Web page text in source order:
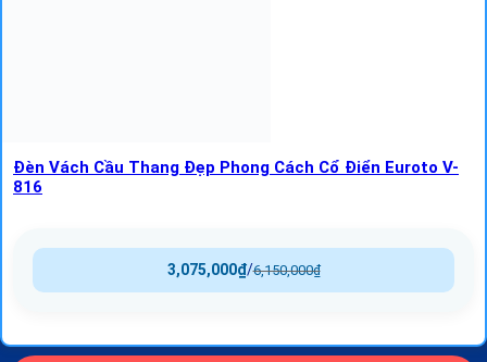
Đèn Vách Cầu Thang Đẹp Phong Cách Cổ Điển Euroto V-
816
6,150,000₫
/
3,075,000₫